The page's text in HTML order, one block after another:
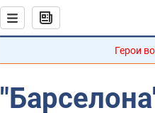
Герои